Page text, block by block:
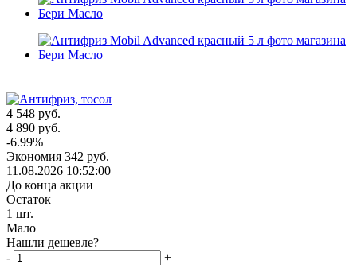
4 548 руб.
4 890 руб.
-6.99%
Экономия 342 руб.
11.08.2026 10:52:00
До конца акции
Остаток
1 шт.
Мало
Нашли дешевле?
-
+